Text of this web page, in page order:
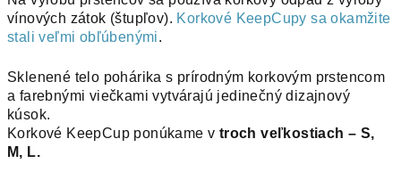
vínových zátok (štupľov). Korkové KeepCupy sa okamžite
stali veľmi obľúbenými.
Sklenené telo pohárika s prírodným korkovým prstencom
a farebnými viečkami vytvárajú jedinečný dizajnový
kúsok.
Korkové KeepCup ponúkame v troch veľkostiach – S,
M, L.